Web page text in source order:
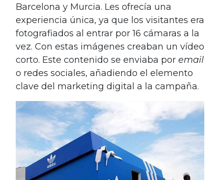
Barcelona y Murcia. Les ofrecía una
experiencia única, ya que los visitantes era
fotografiados al entrar por 16 cámaras a la
vez. Con estas imágenes creaban un vídeo
corto. Este contenido se enviaba por email
o redes sociales, añadiendo el elemento
clave del marketing digital a la campaña.